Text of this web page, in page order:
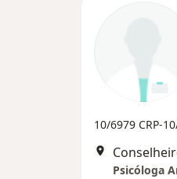
10/6979 CRP-
Psicóloga